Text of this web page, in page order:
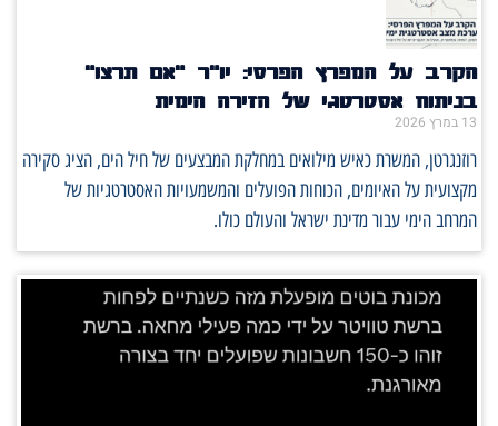
הקרב על המפרץ הפרסי: יו"ר "אם תרצו"
בניתוח אסטרטגי של הזירה הימית
13 במרץ 2026
רוזנגרטן, המשרת כאיש מילואים במחלקת המבצעים של חיל הים, הציג סקירה
מקצועית על האיומים, הכוחות הפועלים והמשמעויות האסטרטגיות של
המרחב הימי עבור מדינת ישראל והעולם כולו.